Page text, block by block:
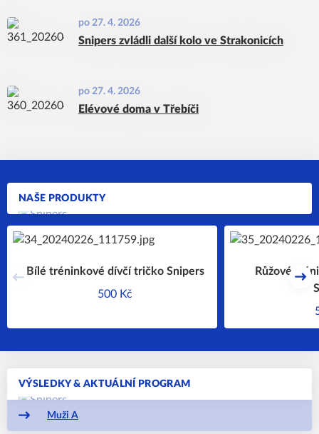
po 27. 4. 2026
Snipers zvládli další kolo ve Strakonicích
po 27. 4. 2026
Elévové doma v Třebíči
NAŠE PRODUKTY
Bílé tréninkové dívčí tričko Snipers
500 Kč
Růžové
VÝSLEDKY & AKTUÁLNÍ PROGRAM
Muži A